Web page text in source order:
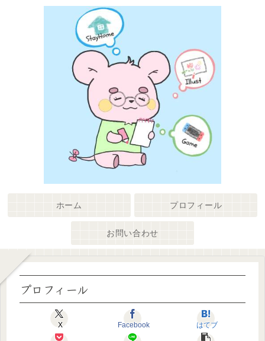
ホーム プロフィール
お問い合わせ
プロフィール
X Facebook はてブ